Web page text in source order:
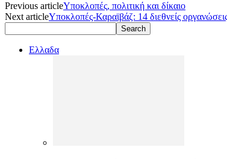
Previous articleΥποκλοπές, πολιτική και δίκαιο
Next articleΥποκλοπές-Καραϊβάζ: 14 διεθνείς
Ελλαδα